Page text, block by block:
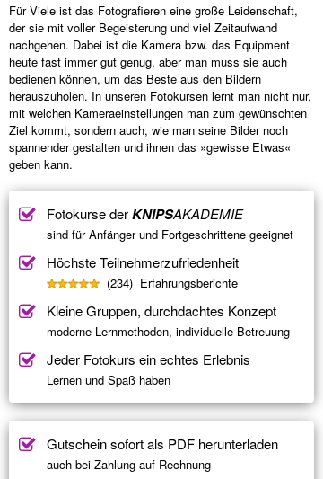
Für Viele ist das Fotografieren eine große Leidenschaft,
der sie mit voller Begeisterung und viel Zeitaufwand
nachgehen. Dabei ist die Kamera bzw. das Equipment
heute fast immer gut genug, aber man muss sie auch
bedienen können, um das Beste aus den Bildern
herauszuholen. In unseren Fotokursen lernt man nicht nur,
mit welchen Kameraeinstellungen man zum gewünschten
Ziel kommt, sondern auch, wie man seine Bilder noch
spannender gestalten und ihnen das »gewisse Etwas«
geben kann.
Fotokurse derKNIPSAKADEMIE
sind für Anfänger und Fortgeschrittene geeignet
Höchste Teilnehmerzufriedenheit
(234) Erfahrungsberichte
Kleine Gruppen, durchdachtes Konzept
moderne Lernmethoden, individuelle Betreuung
Jeder Fotokurs ein echtes Erlebnis
Lernen und Spaß haben
Gutschein sofort als PDF herunterladen
auch bei Zahlung auf Rechnung